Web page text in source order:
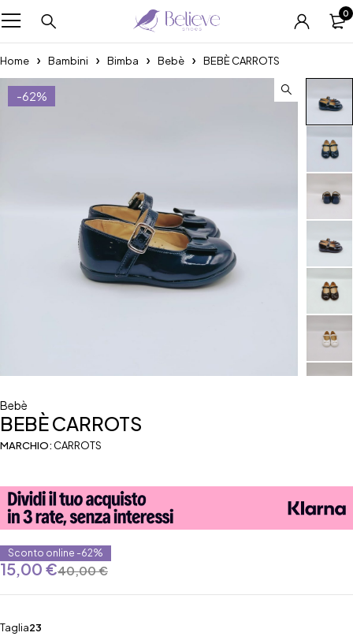
0
Home Bambini Bimba Bebè BEBÈ CARROTS
-62%
Bebè
BEBÈ CARROTS
MARCHIO: CARROTS
Sconto online -62%
40,00€
15,00 €
Taglia23